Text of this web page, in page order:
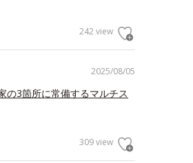
242 view
2025/08/05
の3箇所に常備するマルチス
309 view